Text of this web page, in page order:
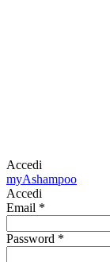
Accedi
myAshampoo
Accedi
Email *
Password *